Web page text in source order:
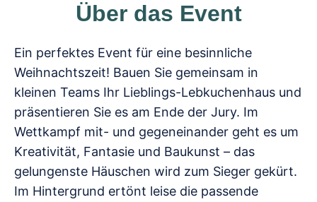
Über das Event
Ein perfektes Event für eine besinnliche
Weihnachtszeit! Bauen Sie gemeinsam in
kleinen Teams Ihr Lieblings-Lebkuchenhaus und
präsentieren Sie es am Ende der Jury. Im
Wettkampf mit- und gegeneinander geht es um
Kreativität, Fantasie und Baukunst – das
gelungenste Häuschen wird zum Sieger gekürt.
Im Hintergrund ertönt leise die passende